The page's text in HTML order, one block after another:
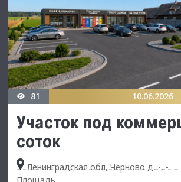
81 10.06.2026
Участок под
соток
Ленинградская обл, Черново д, -, -